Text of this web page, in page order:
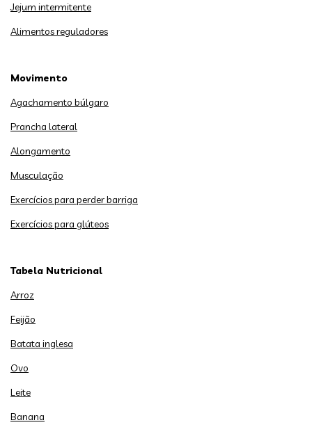
Jejum intermitente
Alimentos reguladores
Movimento
Agachamento búlgaro
Prancha lateral
Alongamento
Musculação
Exercícios para perder barriga
Exercícios para glúteos
Tabela Nutricional
Arroz
Feijão
Batata inglesa
Ovo
Leite
Banana